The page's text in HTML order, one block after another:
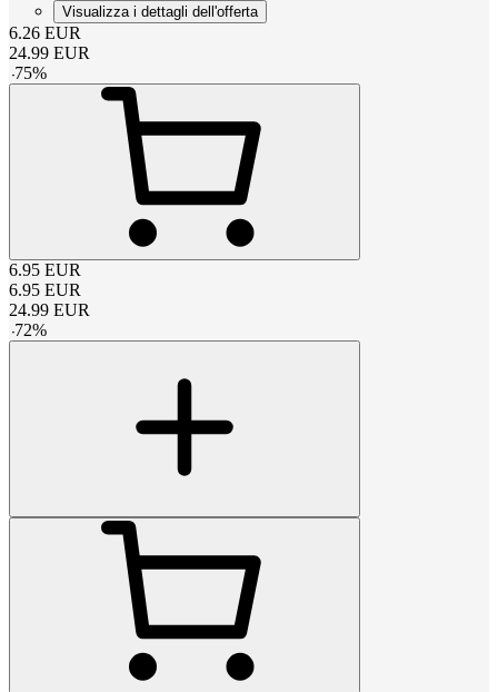
Visualizza i dettagli dell'offerta
6.26 EUR
24.99 EUR
-75%
6.95 EUR
6.95 EUR
24.99 EUR
-72%